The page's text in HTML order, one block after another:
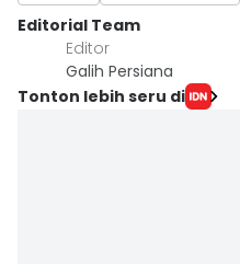
Editorial Team
Editor
Galih Persiana
Tonton lebih seru di